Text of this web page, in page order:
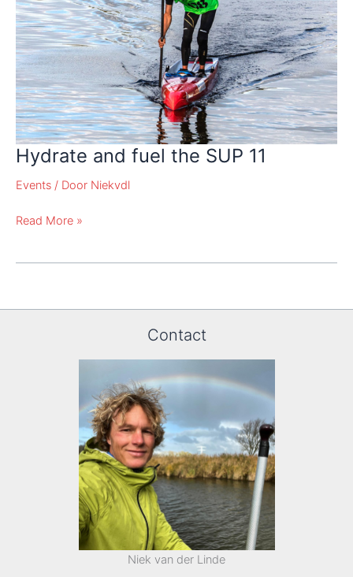
Hydrate and fuel the SUP 11
Events / Door Niekvdl
Hydrate
11
Read More »
Contact
Niek van der Linde